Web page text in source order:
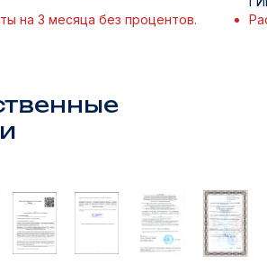
на 3 месяца без процентов.